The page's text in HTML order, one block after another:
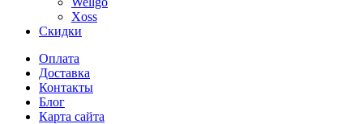
Xoss
Скидки
Оплата
Доставка
Контакты
Блог
Карта сайта